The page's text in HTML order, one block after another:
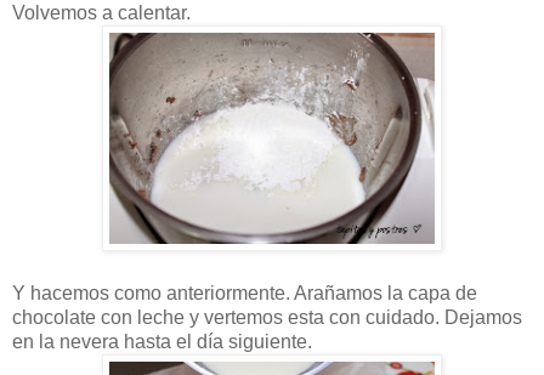
Volvemos a calentar.
Y hacemos como anteriormente. Arañamos la capa de
chocolate con leche y vertemos esta con cuidado. Dejamos
en la nevera hasta el día siguiente.